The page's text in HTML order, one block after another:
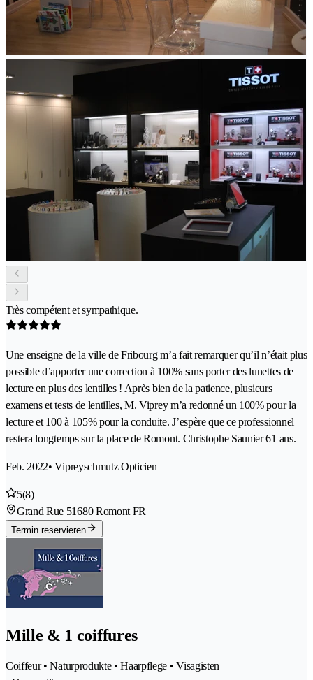
Très compétent et sympathique.
Une enseigne de la ville de Fribourg m’a fait remarquer qu’il n’était plus
possible d’apporter une correction à 100% sans porter des lunettes de
lecture en plus des lentilles ! Après bien de la patience, plusieurs
examens et tests de lentilles, M. Viprey m’a redonné un 100% pour la
lecture et 100 à 105% pour la conduite. J’espère que ce professionnel
restera longtemps sur la place de Romont. Christophe Saunier 61 ans.
Feb. 2022• Vipreyschmutz Opticien
5(8)
Grand Rue 51680 Romont FR
Termin reservieren
Mille & 1 coiffures
Coiffeur • Naturprodukte • Haarpflege • Visagisten